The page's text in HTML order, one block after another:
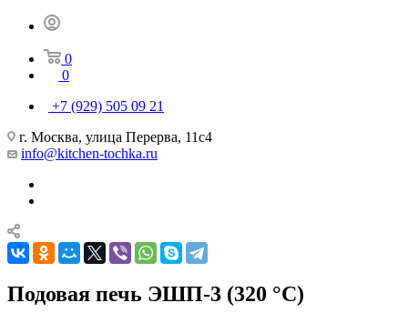
0
0
+7 (929) 505 09 21
г. Москва, улица Перерва, 11с4
info@kitchen-tochka.ru
Подовая печь ЭШП-3 (320 °C)